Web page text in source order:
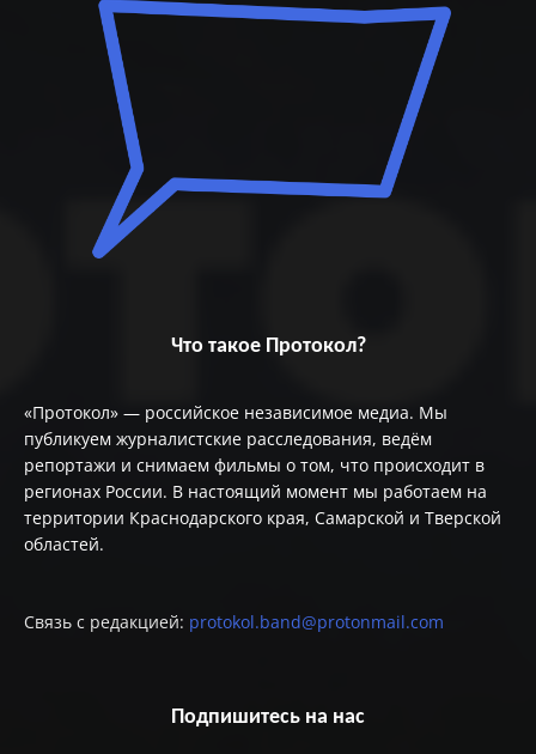
Что такое Протокол?
«Протокол» — российское независимое медиа. Мы
публикуем журналистские расследования, ведём
репортажи и снимаем фильмы о том, что происходит в
регионах России. В настоящий момент мы работаем на
территории Краснодарского края, Самарской и Тверской
областей.
Связь с редакцией: protokol.band@protonmail.com
Подпишитесь на нас